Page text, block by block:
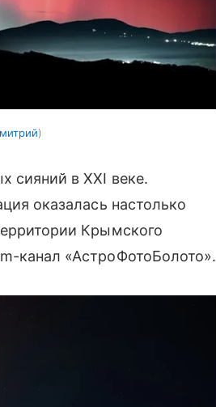
сияний в XXI веке.
оказалась настолько
Крымского
канал «АстроФотоБолото».